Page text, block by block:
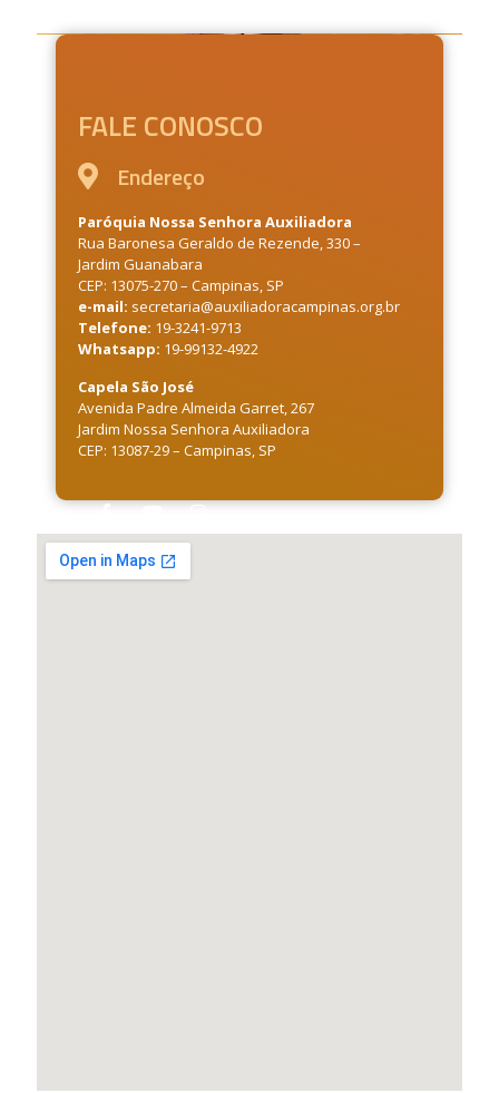
FALE CONOSCO
Endereço
Paróquia Nossa Senhora Auxiliadora
Rua Baronesa Geraldo de Rezende, 330 –
Jardim Guanabara
CEP: 13075-270 – Campinas, SP
e-mail: secretaria@auxiliadoracampinas.org.br
Telefone: 19-3241-9713
Whatsapp: 19-99132-4922
Capela São José
Avenida Padre Almeida Garret, 267
Jardim Nossa Senhora Auxiliadora
CEP: 13087-29 – Campinas, SP